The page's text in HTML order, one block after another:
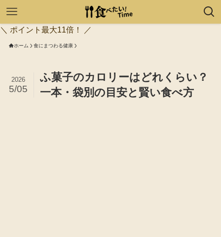
＼ ポイント最大11倍！ ／
ホーム 食にまつわる健康
ふ菓子のカロリーはどれくらい？
一本・袋別の目安と賢い食べ方
2026
5/05